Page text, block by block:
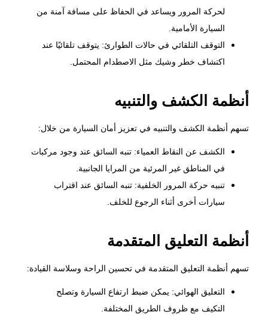
لحركة المرور ويساعد في الحفاظ على مسافة آمنة من
السيارة الأمامية.
التوقف التلقائي في حالات الطوارئ: يتوقف تلقائيًا عند
اكتشاف خطر وشيك مثل الاصطدام المحتمل.
أنظمة الكشف والتنبيه
تسهم أنظمة الكشف والتنبيه في تعزيز أمان السيارة من خلال:
الكشف عن النقاط العمياء: تنبه السائق عند وجود مركبات
في المناطق غير المرئية من المرايا الجانبية.
تنبيه حركة المرور الخلفية: تنبه السائق عند اقتراب
سيارات أخرى أثناء الرجوع للخلف.
أنظمة التعليق المتقدمة
تسهم أنظمة التعليق المتقدمة في تحسين الراحة وسلاسة القيادة:
التعليق الهوائي: يمكن ضبط ارتفاع السيارة وتصلح
التكيف مع ظروف الطريق المختلفة.